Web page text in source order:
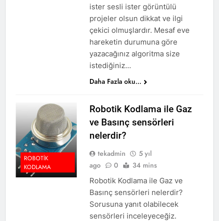
ister sesli ister görüntülü
projeler olsun dikkat ve ilgi
çekici olmuşlardır. Mesaf eve
hareketin durumuna göre
yazacağınız algoritma size
istediğiniz…
Daha Fazla oku...
ROBOTIK
KODLAMA
Robotik Kodlama ile Gaz
ve Basınç sensörleri
nelerdir?
tekadmin
5 yıl
ago
0 34 mins
Robotik Kodlama ile Gaz ve
Basınç sensörleri nelerdir?
Sorusuna yanıt olabilecek
sensörleri inceleyeceğiz.